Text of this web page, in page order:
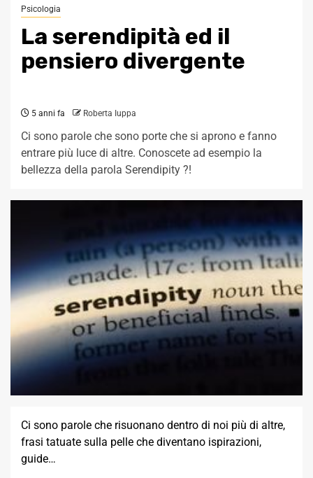
Psicologia
La serendipità ed il
pensiero divergente
5 anni fa Roberta Iuppa
Ci sono parole che sono porte che si aprono e fanno
entrare più luce di altre. Conoscete ad esempio la
bellezza della parola Serendipity ?!
Ci sono parole che risuonano dentro di noi più di altre,
frasi tatuate sulla pelle che diventano ispirazioni,
guide…